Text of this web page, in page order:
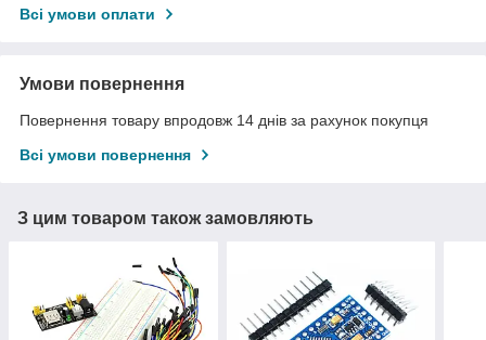
Всі умови оплати
Умови повернення
Повернення товару впродовж 14 днів за рахунок покупця
Всі умови повернення
З цим товаром також замовляють